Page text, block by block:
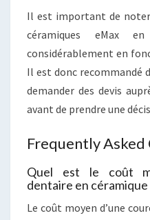
Il est important de noter
céramiques eMax
considérablement en
Il est donc recommandé
demander des devis
avant de prendre une
Frequently Asked
Quel est le coût
dentaire en céramique
Le coût moyen d’une